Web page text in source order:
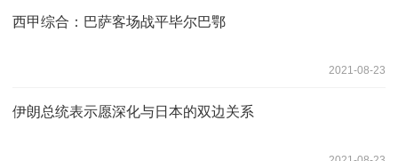
西甲综合：巴萨客场战平毕尔巴鄂
2021-08-23
伊朗总统表示愿深化与日本的双边关系